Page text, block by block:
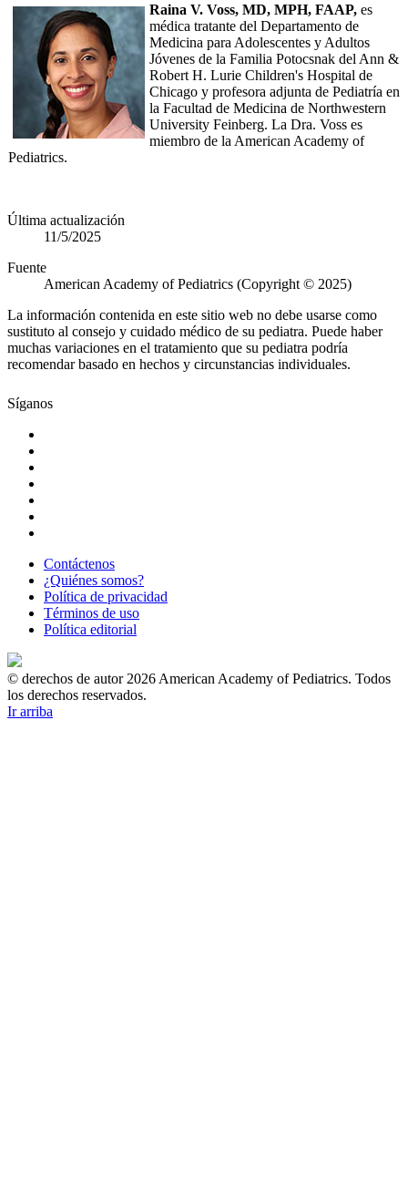
Raina V. Voss, MD, MPH, FAAP, es
médica tratante del Departamento de
Medicina para Adolescentes y Adultos
Jóvenes de la Familia Potocsnak del Ann &
Robert H. Lurie Children's Hospital de
Chicago y profesora adjunta de Pediatría en
la Facultad de Medicina de Northwestern
University Feinberg. La Dra. Voss es
miembro de la American Academy of
Pediatrics.
Última actualización
11/5/2025
Fuente
American Academy of Pediatrics (Copyright © 2025)
La información contenida en este sitio web no debe usarse como
sustituto al consejo y cuidado médico de su pediatra. Puede haber
muchas variaciones en el tratamiento que su pediatra podría
recomendar basado en hechos y circunstancias individuales.
Síganos
Contáctenos
¿Quiénes somos?
Política de privacidad
Términos de uso
Política editorial
© derechos de autor 2026 American Academy of Pediatrics. Todos
los derechos reservados.
Ir arriba